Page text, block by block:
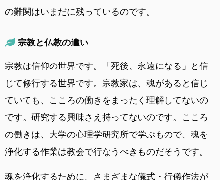
の難関はいまだに残っているのです。
宗教と仏教の違い
宗教は信仰の世界です。「死後、永遠になる」と信
じて修行する世界です。宗教家は、魂があると信じ
ていても、こころの働きをまったく理解してないの
です。研究する興味さえ持ってないのです。こころ
の働きは、大学の心理学研究所で学ぶもので、魂を
浄化する作業は教会で行なうべきものだそうです。
魂を浄化するために、さまざまな儀式・行儀作法が